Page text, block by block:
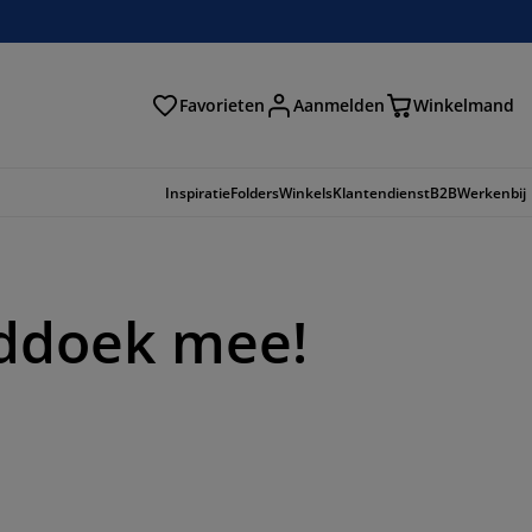
Favorieten Aanmelden Winkelmand
InspiratieFoldersWinkelsKlantendienstB2BWerkenbij
mee!